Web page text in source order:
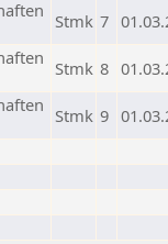
Stmk 7
Stmk 8
Stmk 9